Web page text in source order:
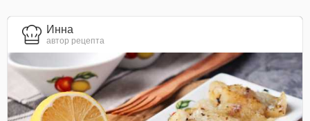
Инна
автор рецепта